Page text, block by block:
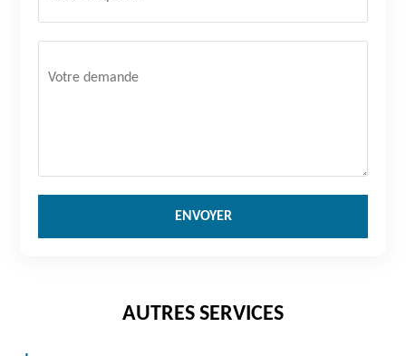
AUTRES SERVICES